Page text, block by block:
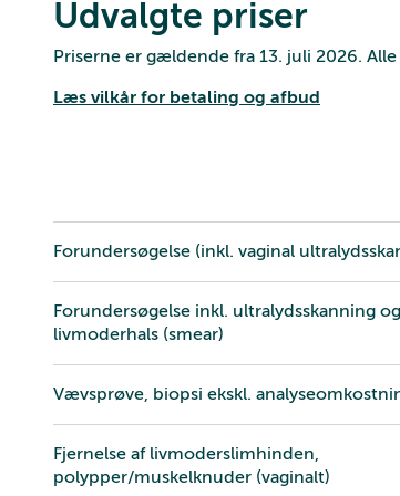
Udvalgte priser
Priserne er gældende fra 13. juli 2026.
Læs vilkår for betaling og afbud
Forundersøgelse (inkl. vaginal
Forundersøgelse inkl. ultralydsskanning
livmoderhals (smear)
Vævsprøve, biopsi ekskl.
Fjernelse af livmoderslimhinden,
polypper/muskelknuder (vaginalt)